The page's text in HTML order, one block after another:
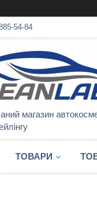
54-84
магазин
ТОВАРИ